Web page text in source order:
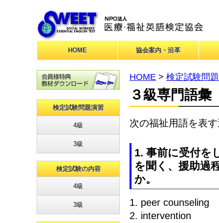
HOME 協会案内・沿革
HOME > 検定試験問
３級専門語
次の福祉用語を表
1. 事前に受付を
を聞く、援助過
か。
1. peer counseling
2. intervention
検定試験問題演習
4級
3級
検定試験の内容
4級
3級